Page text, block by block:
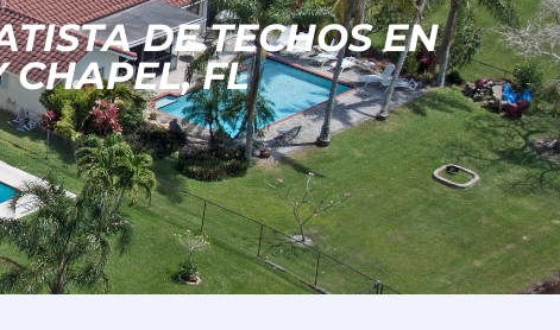
DE TECHOS EN
CHAPEL, FL